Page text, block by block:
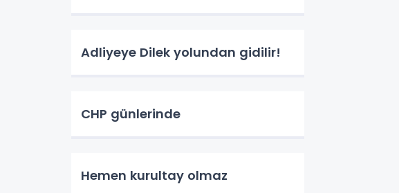
Adliyeye Dilek yolundan gidilir!
CHP günlerinde
Hemen kurultay olmaz